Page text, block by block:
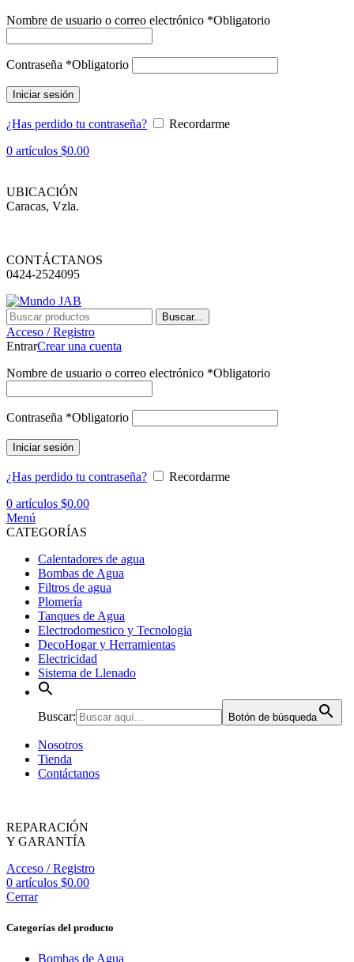
Nombre de usuario o correo electrónico *Obligatorio
Contraseña *Obligatorio
Iniciar sesión
¿Has perdido tu contraseña?
Recordarme
0 artículos $0.00
UBICACIÓN
Caracas, Vzla.
CONTÁCTANOS
0424-2524095
Buscar...
Acceso / Registro
EntrarCrear una cuenta
Nombre de usuario o correo electrónico *Obligatorio
Contraseña *Obligatorio
Iniciar sesión
¿Has perdido tu contraseña?
Recordarme
0 artículos $0.00
Menú
CATEGORÍAS
Calentadores de agua
Bombas de Agua
Filtros de agua
Plomería
Tanques de Agua
Electrodomestico y Tecnologia
DecoHogar y Herramientas
Electricidad
Sistema de Llenado
Buscar: Botón de búsqueda
Nosotros
Tienda
Contáctanos
REPARACIÓN
Y GARANTÍA
Acceso / Registro
0 artículos $0.00
Cerrar
Categorías del producto
Bombas de Agua